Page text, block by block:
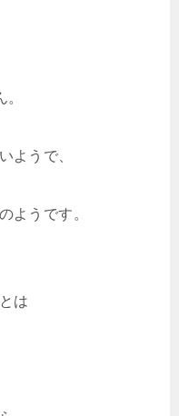
ようで、
ようです。
は